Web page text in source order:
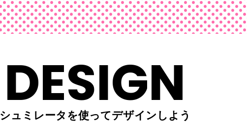
DESIGN
シュミレータを使ってデザインしよう